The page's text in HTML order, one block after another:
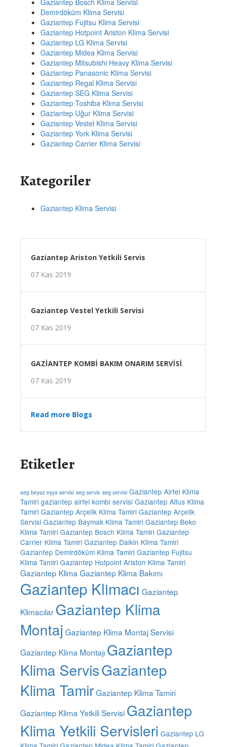
Gaziantep Bosch Klima Servisi
Demirdöküm Klima Servisi
Gaziantep Fujitsu Klima Servisi
Gaziantep Hotpoint Ariston Klima Servisi
Gaziantep LG Klima Servisi
Gaziantep Midea Klima Servisi
Gaziantep Mitsubishi Heavy Klima Servisi
Gaziantep Panasonic Klima Servisi
Gaziantep Regal Klima Servisi
Gaziantep SEG Klima Servisi
Gaziantep Toshiba Klima Servisi
Gaziantep Uğur Klima Servisi
Gaziantep Vestel Klima Servisi
Gaziantep York Klima Servisi
Gaziantep Carrier Klima Servisi
Kategoriler
Gaziantep Klima Servisi
Gaziantep Ariston Yetkili Servis
07 Kas 2019
Gaziantep Vestel Yetkili Servisi
07 Kas 2019
GAZİANTEP KOMBİ BAKIM ONARIM SERVİSİ
07 Kas 2019
Read more Blogs
Etiketler
aeg beyaz eşya servisi aeg servis aeg servisi Gaziantep Airfel Klima
Tamiri gaziantep airfel kombi servisi Gaziantep Altus Klima
Tamiri Gaziantep Arçelik Klima Tamiri Gaziantep Arçelik
Servisi Gaziantep Baymak Klima Tamiri Gaziantep Beko
Klima Tamiri Gaziantep Bosch Klima Tamiri Gaziantep
Carrier Klima Tamiri Gaziantep Daikin Klima Tamiri
Gaziantep Demirdöküm Klima Tamiri Gaziantep Fujitsu
Klima Tamiri Gaziantep Hotpoint Ariston Klima Tamiri
Gaziantep Klima Gaziantep Klima Bakımı
Gaziantep Klimacı Gaziantep
Klimacılar Gaziantep Klima
Montaj Gaziantep Klima Montaj Servisi
Gaziantep Klima Montajı Gaziantep
Klima ServisGaziantep
Klima TamirGaziantep Klima Tamiri
Gaziantep Klima Yetkili Servisi Gaziantep
Klima Yetkili Servisleri Gaziantep LG